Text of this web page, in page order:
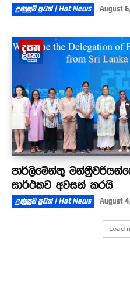
උණුසුම් පුවත් | Hot News August
පාර්ලිමේන්තු
සාර්ථකව අවසන් කරයි
උණුසුම් පුවත් | Hot News August
Load